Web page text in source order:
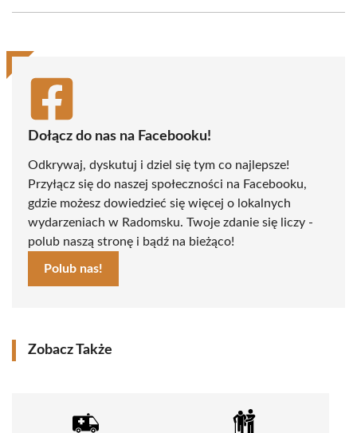
(Twitter)
Dołącz do nas na Facebooku!
Odkrywaj, dyskutuj i dziel się tym co najlepsze!
Przyłącz się do naszej społeczności na Facebooku,
gdzie możesz dowiedzieć się więcej o lokalnych
wydarzeniach w Radomsku. Twoje zdanie się liczy -
polub naszą stronę i bądź na bieżąco!
Polub nas!
Zobacz Także